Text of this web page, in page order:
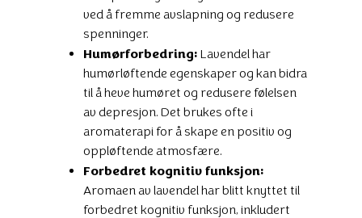
ved å fremme avslapning og redusere
spenninger.
Humørforbedring: Lavendel har
humørløftende egenskaper og kan bidra
til å heve humøret og redusere følelsen
av depresjon. Det brukes ofte i
aromaterapi for å skape en positiv og
oppløftende atmosfære.
Forbedret kognitiv funksjon:
Aromaen av lavendel har blitt knyttet til
forbedret kognitiv funksjon, inkludert